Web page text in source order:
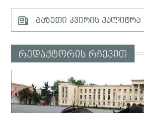
გაზეთი კვირის პალიტრა
რედაქტორის რჩევით